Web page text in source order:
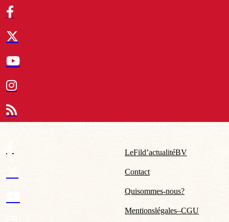
Le Fil d’actualité BV
Contact
Qui sommes-nous ?
Mentions légales – CGU